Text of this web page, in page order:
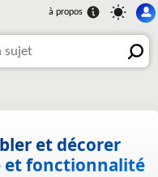
et décorer
et fonctionnalité